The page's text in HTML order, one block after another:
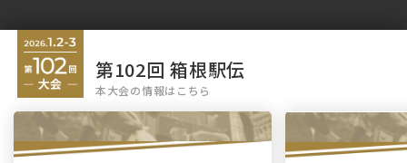
第102回 箱根駅伝
本大会の情報はこちら